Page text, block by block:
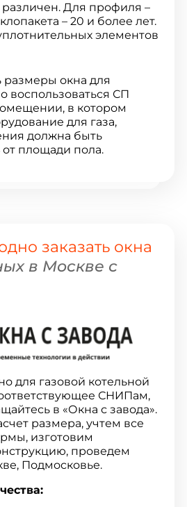
Для профиля –
– 20 и более лет.
элементов
размеры окна для
воспользоваться СП
в котором
для газа,
должна быть
от площади пола.
заказать окна
в Москве с
для газовой котельной
СНИПам,
в «Окна с завода».
размера, учтем все
изготовим
проведем
Подмосковье.